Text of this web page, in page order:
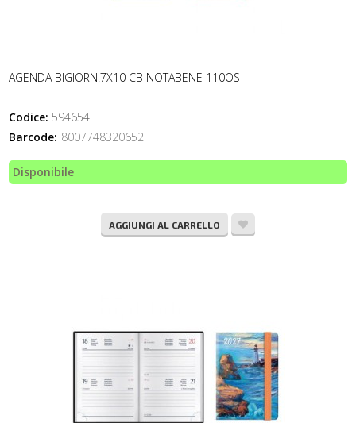
AGENDA BIGIORN.7X10 CB NOTABENE 110OS
Codice: 594654
Barcode: 8007748320652
Disponibile
AGGIUNGI AL CARRELLO